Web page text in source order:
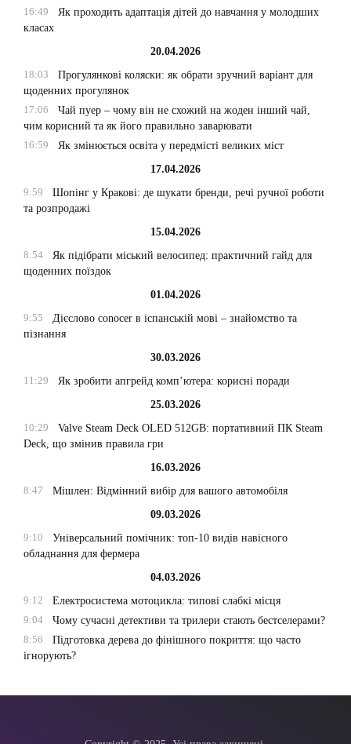
16:49
Як проходить адаптація дітей до навчання у молодших
класах
20.04.2026
18:03
Прогулянкові коляски: як обрати зручний варіант для
щоденних прогулянок
17:06
Чай пуер – чому він не схожий на жоден інший чай,
чим корисний та як його правильно заварювати
16:59
Як змінюється освіта у передмісті великих міст
17.04.2026
9:59
Шопінг у Кракові: де шукати бренди, речі ручної роботи
та розпродажі
15.04.2026
8:54
Як підібрати міський велосипед: практичний гайд для
щоденних поїздок
01.04.2026
9:55
Дієслово conocer в іспанській мові – знайомство та
пізнання
30.03.2026
11:29
Як зробити апгрейд комп’ютера: корисні поради
25.03.2026
10:29
Valve Steam Deck OLED 512GB: портативний ПК Steam
Deck, що змінив правила гри
16.03.2026
8:47
Мішлен: Відмінний вибір для вашого автомобіля
09.03.2026
9:10
Універсальний помічник: топ-10 видів навісного
обладнання для фермера
04.03.2026
9:12
Електросистема мотоцикла: типові слабкі місця
9:04
Чому сучасні детективи та трилери стають бестселерами?
8:56
Підготовка дерева до фінішного покриття: що часто
ігнорують?